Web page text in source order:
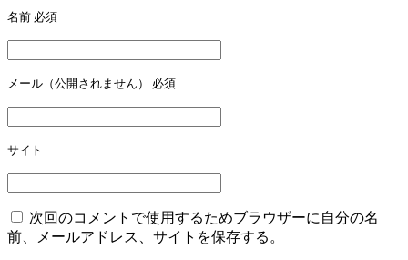
ゲ
ー
シ
ョ
ン
名前 必須
メール（公開されません） 必須
サイト
次回のコメントで使用するためブラウザーに自分の名
前、メールアドレス、サイトを保存する。